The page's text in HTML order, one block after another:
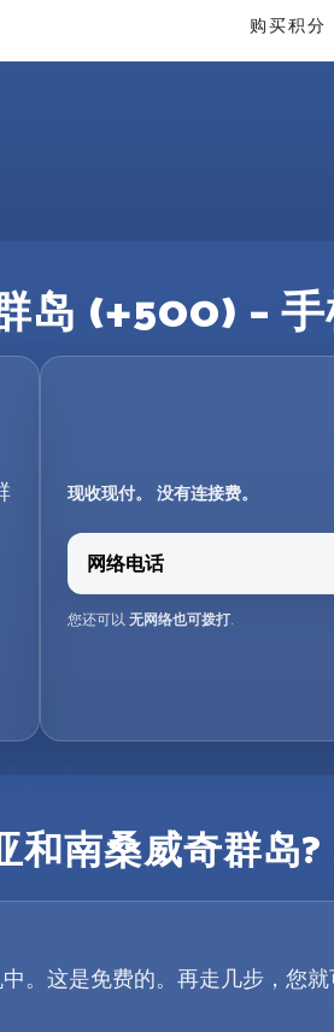
购买积分
岛 (+500) –
现收现付。 没有连接费。
网络电话
您还可以 无网络也可拨打
和南桑威奇群岛?
这是免费的。再走几步，您